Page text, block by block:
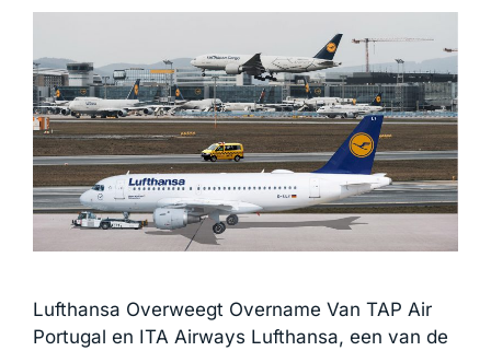
Lufthansa Overweegt Overname Van TAP Air
Portugal en ITA Airways Lufthansa, een van de